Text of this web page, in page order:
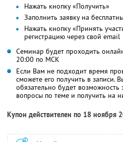
Нажать кнопку «Получить»
Заполнить заявку на
Нажать кнопку «Принять
регистрацию через свой email
Семинар будет проходить
20:00 по МСК
Если Вам не подходит время
сможете его получить в записи.
обязательно будет
вопросы по теме и получить на
Купон действителен по 18 ноября